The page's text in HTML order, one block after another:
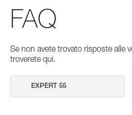
FAQ
Se non avete trovato risposte alle
troverete qui.